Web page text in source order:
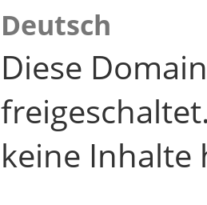
Deutsch
Diese
keine Inhalte